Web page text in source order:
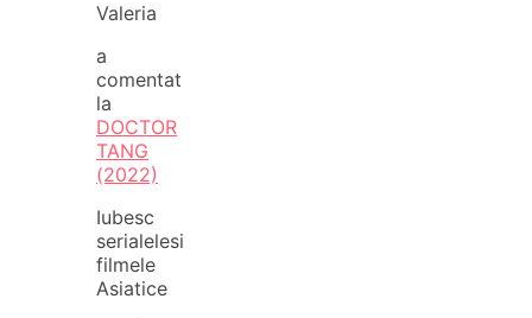
Valeria
a
comentat
la
DOCTOR
TANG
(2022)
Iubesc
serialelesi
filmele
Asiatice